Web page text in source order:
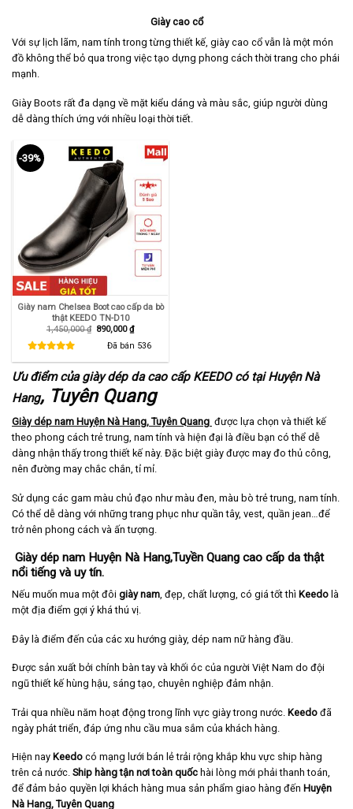
Giày cao cổ
Với sự lịch lãm, nam tính trong từng thiết kế, giày cao cổ vẫn là một món
đồ không thể bỏ qua trong việc tạo dựng phong cách thời trang cho phái
mạnh.
Giày Boots rất đa dạng về mặt kiểu dáng và màu sắc, giúp người dùng
dễ dàng thích ứng với nhiều loại thời tiết.
-39%
Giày nam Chelsea Boot cao cấp da bò
thật KEEDO TN-D10
1,450,000₫ Giá
1,450,000 ₫.
890,000₫Giá
hiện
tại
là:
890,000 ₫.
Đã bán 536
Ưu điểm của giày dép da cao cấp KEEDO có tại Huyện Nà
Hang, Tuyên Quang
Giày dép nam Huyện Nà Hang, Tuyên Quang được lựa chọn và thiết kế
theo phong cách trẻ trung, nam tính và hiện đại là điều bạn có thể dễ
dàng nhận thấy trong thiết kế này. Đặc biệt giày được may đo thủ công,
nên đường may chắc chắn, tỉ mỉ.
Sử dụng các gam màu chủ đạo như màu đen, màu bò trẻ trung, nam tính.
Có thể dễ dàng với những trang phục như quần tây, vest, quần jean…để
trở nên phong cách và ấn tượng.
Giày dép nam Huyện Nà Hang,Tuyền Quang cao cấp da thật
nổi tiếng và uy tín.
Nếu muốn mua một đôi giày nam , đẹp, chất lượng, có giá tốt thì Keedo là
một địa điểm gợi ý khá thú vị.
Đây là điểm đến của các xu hướng giày, dép nam nữ hàng đầu.
Được sản xuất bởi chính bàn tay và khối óc của người Việt Nam do đội
ngũ thiết kế hùng hậu, sáng tạo, chuyên nghiệp đảm nhận.
Trải qua nhiều năm hoạt động trong lĩnh vực giày trong nước. Keedo đã
ngày phát triển, đáp ứng nhu cầu mua sắm của khách hàng.
Hiện nay Keedo có mạng lưới bán lẻ trải rộng khắp khu vực ship hàng
trên cả nước. Ship hàng tận nơi toàn quốc hài lòng mới phải thanh toán,
để đảm bảo quyền lợi khách hàng mua sản phẩm giao hàng đến Huyện
Nà Hang, Tuyên Quang